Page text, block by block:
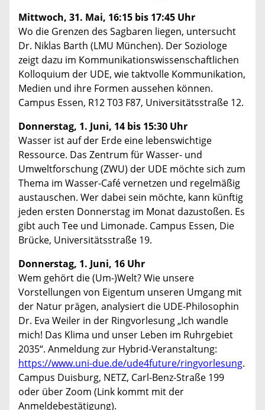
Mittwoch, 31. Mai, 16:15 bis 17:45 Uhr
Wo die Grenzen des Sagbaren liegen, untersucht
Dr. Niklas Barth (LMU München). Der Soziologe
zeigt dazu im Kommunikationswissenschaftlichen
Kolloquium der UDE, wie taktvolle Kommunikation,
Medien und ihre Formen aussehen können.
Campus Essen, R12 T03 F87, Universitätsstraße 12.
Donnerstag, 1. Juni, 14 bis 15:30 Uhr
Wasser ist auf der Erde eine lebenswichtige
Ressource. Das Zentrum für Wasser- und
Umweltforschung (ZWU) der UDE möchte sich zum
Thema im Wasser-Café vernetzen und regelmäßig
austauschen. Wer dabei sein möchte, kann künftig
jeden ersten Donnerstag im Monat dazustoßen. Es
gibt auch Tee und Limonade. Campus Essen, Die
Brücke, Universitätsstraße 19.
Donnerstag, 1. Juni, 16 Uhr
Wem gehört die (Um-)Welt? Wie unsere
Vorstellungen von Eigentum unseren Umgang mit
der Natur prägen, analysiert die UDE-Philosophin
Dr. Eva Weiler in der Ringvorlesung „Ich wandle
mich! Das Klima und unser Leben im Ruhrgebiet
2035“. Anmeldung zur Hybrid-Veranstaltung:
https://www.uni-due.de/ude4future/ringvorlesung.
Campus Duisburg, NETZ, Carl-Benz-Straße 199
oder über Zoom (Link kommt mit der
Anmeldebestätigung).